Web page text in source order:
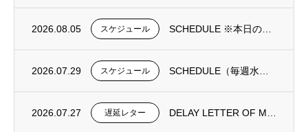
2026.08.05 スケジュール
2026.07.29 スケジュール
2026.07.27 遅延レター